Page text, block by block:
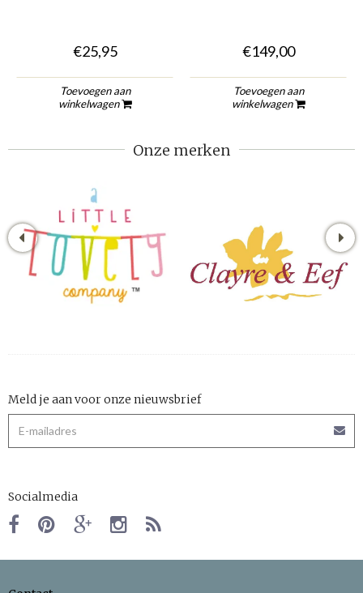
€25,95
Toevoegen aan
winkelwagen
€149,00
Toevoegen aan
winkelwagen
Onze merken
Meld je aan voor onze nieuwsbrief
Socialmedia